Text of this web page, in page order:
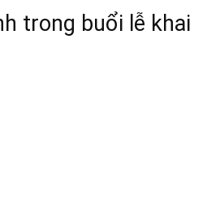
trong buổi lễ khai